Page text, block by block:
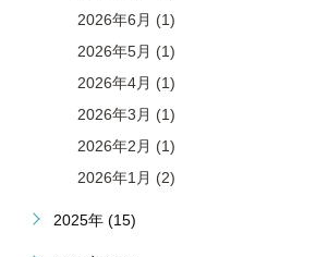
2026年6月 (1)
2026年5月 (1)
2026年4月 (1)
2026年3月 (1)
2026年2月 (1)
2026年1月 (2)
2025年 (15)